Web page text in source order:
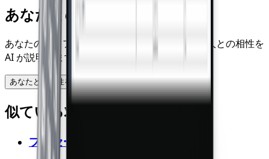
あなたとの相性
あなたのプロフィール・診断結果から、この求人との相性を
AI が説明します。
あなたとの相性を見る
似ている求人
プリセールス/DXコンサルタント